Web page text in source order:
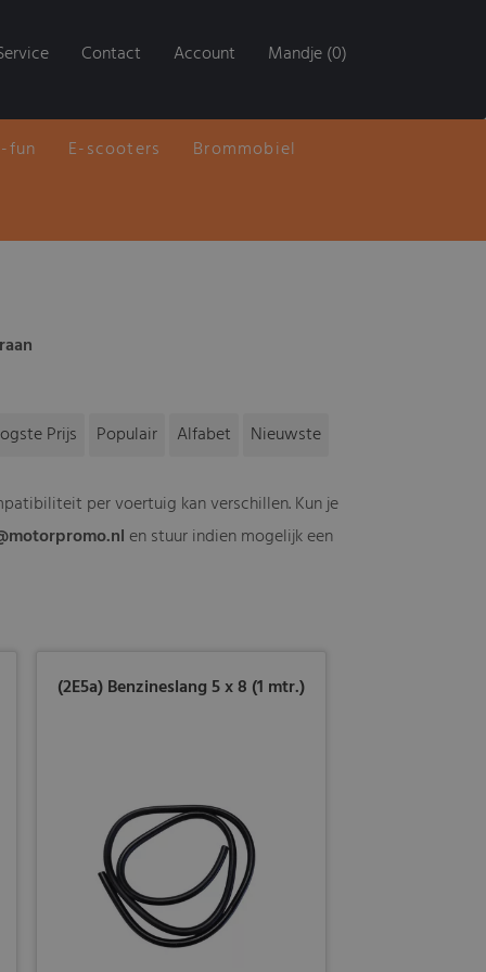
Contact Account Mandje (0)
fun E-scooters Brommobiel
Prijs Populair Alfabet Nieuwste
per voertuig kan verschillen. Kun je
en stuur indien mogelijk een
(2E5a) Benzineslang 5 x 8 (1 mtr.)